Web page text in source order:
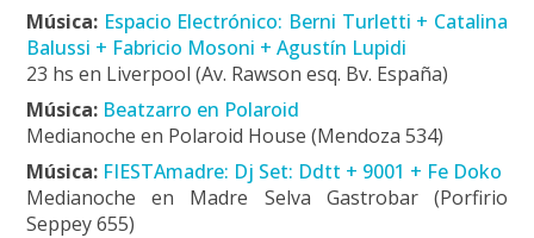
Música: Espacio Electrónico: Berni Turletti + Catalina
Balussi + Fabricio Mosoni + Agustín Lupidi
23 hs en Liverpool (Av. Rawson esq. Bv. España)
Música: Beatzarro en Polaroid
Medianoche en Polaroid House (Mendoza 534)
Música: FIESTAmadre: Dj Set: Ddtt + 9001 + Fe Doko
Medianoche en Madre Selva Gastrobar (Porfirio
Seppey 655)